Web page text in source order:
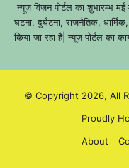
न्यूज़ विज़न पोर्टल का शुभारम्भ
घटना, दुर्घटना, राजनैतिक,
किया जा रहा है| न्यूज़ पोर्टल का
© Copyright 2026, All
Proudly
About